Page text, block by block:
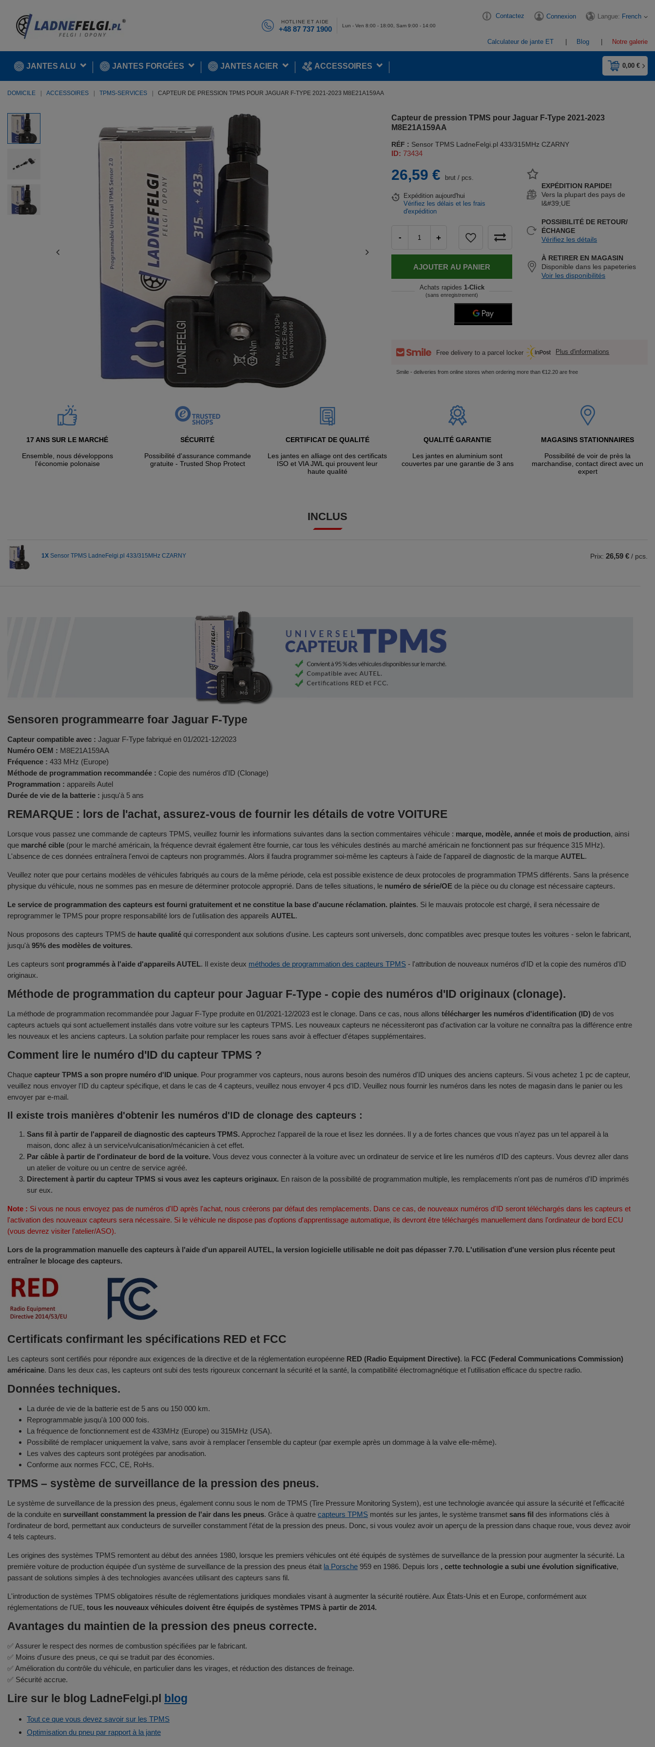
HOTLINE ET AIDE
+48 87 737 1900 Lun - Ven 8:00 - 18:00, Sam 9:00 - 14:00
Contactez Connexion Langue: French
Calculateur de jante ET Blog Notre galerie
0,00 €
JANTES ALU JANTES FORGÉES JANTES ACIER ACCESSOIRES
DOMICILE ACCESSOIRES TPMS-SERVICES CAPTEUR DE PRESSION TPMS POUR JAGUAR F-TYPE 2021-2023 M8E21A159AA
Capteur de pression TPMS pour Jaguar F-Type 2021-2023
M8E21A159AA
RÉF : Sensor TPMS LadneFelgi.pl 433/315MHz CZARNY
ID:73434
26,59 € brut / pcs.
Expéditionaujourd'hui
Vérifiez les délais et les frais
d'expédition
- +
AJOUTER AU PANIER
Achats rapides 1-Click
(sans enregistrement)
EXPÉDITION RAPIDE!
Vers la plupart des pays de
l&#39;UE
POSSIBILITÉ DE RETOUR/
ÉCHANGE
Vérifiez les détails
À RETIRER EN MAGASIN
Disponible dans les papeteries
Voir les disponibilités
Free delivery to a parcel locker Plus d'informations
Smile - deliveries from online stores when ordering more than €12.20 are free
17 ANS SUR LE MARCHÉ
Ensemble, nous développons
l'économie polonaise
SÉCURITÉ
Possibilité d'assurance commande
gratuite - Trusted Shop Protect
CERTIFICAT DE QUALITÉ
Les jantes en alliage ont des certificats
ISO et VIA JWL qui prouvent leur
haute qualité
QUALITÉ GARANTIE
Les jantes en aluminium sont
couvertes par une garantie de 3 ans
MAGASINS STATIONNAIRES
Possibilité de voir de près la
marchandise, contact direct avec un
expert
INCLUS
1X Sensor TPMS LadneFelgi.pl 433/315MHz CZARNY Prix: 26,59 € / pcs.
Sensoren programmearre foar Jaguar F-Type
Capteur compatible avec : Jaguar F-Type fabriqué en 01/2021-12/2023
Numéro OEM : M8E21A159AA
Fréquence : 433 MHz (Europe)
Méthode de programmation recommandée : Copie des numéros d'ID (Clonage)
Programmation : appareils Autel
Durée de vie de la batterie : jusqu'à 5 ans
REMARQUE : lors de l'achat, assurez-vous de fournir les détails de votre VOITURE
Lorsque vous passez une commande de capteurs TPMS, veuillez fournir les informations suivantes dans la section commentaires véhicule : marque, modèle, année et mois de production, ainsi
que marché cible (pour le marché américain, la fréquence devrait également être fournie, car tous les véhicules destinés au marché américain ne fonctionnent pas sur fréquence 315 MHz).
L'absence de ces données entraînera l'envoi de capteurs non programmés. Alors il faudra programmer soi-même les capteurs à l'aide de l'appareil de diagnostic de la marque AUTEL.
Veuillez noter que pour certains modèles de véhicules fabriqués au cours de la même période, cela est possible existence de deux protocoles de programmation TPMS différents. Sans la présence
physique du véhicule, nous ne sommes pas en mesure de déterminer protocole approprié. Dans de telles situations, le numéro de série/OE de la pièce ou du clonage est nécessaire capteurs.
Le service de programmation des capteurs est fourni gratuitement et ne constitue la base d'aucune réclamation. plaintes. Si le mauvais protocole est chargé, il sera nécessaire de
reprogrammer le TPMS pour propre responsabilité lors de l'utilisation des appareils AUTEL.
Nous proposons des capteurs TPMS de haute qualité qui correspondent aux solutions d'usine. Les capteurs sont universels, donc compatibles avec presque toutes les voitures - selon le fabricant,
jusqu'à 95% des modèles de voitures.
Les capteurs sont programmés à l'aide d'appareils AUTEL. Il existe deux méthodes de programmation des capteurs TPMS - l'attribution de nouveaux numéros d'ID et la copie des numéros d'ID
originaux.
Méthode de programmation du capteur pour Jaguar F-Type - copie des numéros d'ID originaux (clonage).
La méthode de programmation recommandée pour Jaguar F-Type produite en 01/2021-12/2023 est le clonage. Dans ce cas, nous allons télécharger les numéros d'identification (ID) de vos
capteurs actuels qui sont actuellement installés dans votre voiture sur les capteurs TPMS. Les nouveaux capteurs ne nécessiteront pas d'activation car la voiture ne connaîtra pas la différence entre
les nouveaux et les anciens capteurs. La solution parfaite pour remplacer les roues sans avoir à effectuer d'étapes supplémentaires.
Comment lire le numéro d'ID du capteur TPMS ?
Chaque capteur TPMS a son propre numéro d'ID unique. Pour programmer vos capteurs, nous aurons besoin des numéros d'ID uniques des anciens capteurs. Si vous achetez 1 pc de capteur,
veuillez nous envoyer l'ID du capteur spécifique, et dans le cas de 4 capteurs, veuillez nous envoyer 4 pcs d'ID. Veuillez nous fournir les numéros dans les notes de magasin dans le panier ou les
envoyer par e-mail.
Il existe trois manières d'obtenir les numéros d'ID de clonage des capteurs :
Sans fil à partir de l'appareil de diagnostic des capteurs TPMS. Approchez l'appareil de la roue et lisez les données. Il y a de fortes chances que vous n'ayez pas un tel appareil à la
maison, donc allez à un service/vulcanisation/mécanicien à cet effet.
Par câble à partir de l'ordinateur de bord de la voiture. Vous devez vous connecter à la voiture avec un ordinateur de service et lire les numéros d'ID des capteurs. Vous devrez aller dans
un atelier de voiture ou un centre de service agréé.
Directement à partir du capteur TPMS si vous avez les capteurs originaux. En raison de la possibilité de programmation multiple, les remplacements n'ont pas de numéros d'ID imprimés
sur eux.
Note : Si vous ne nous envoyez pas de numéros d'ID après l'achat, nous créerons par défaut des remplacements. Dans ce cas, de nouveaux numéros d'ID seront téléchargés dans les capteurs et
l'activation des nouveaux capteurs sera nécessaire. Si le véhicule ne dispose pas d'options d'apprentissage automatique, ils devront être téléchargés manuellement dans l'ordinateur de bord ECU
(vous devrez visiter l'atelier/ASO).
Lors de la programmation manuelle des capteurs à l'aide d'un appareil AUTEL, la version logicielle utilisable ne doit pas dépasser 7.70. L'utilisation d'une version plus récente peut
entraîner le blocage des capteurs.
Certificats confirmant les spécifications RED et FCC
Les capteurs sont certifiés pour répondre aux exigences de la directive et de la réglementation européenne RED (Radio Equipment Directive). la FCC (Federal Communications Commission)
américaine. Dans les deux cas, les capteurs ont subi des tests rigoureux concernant la sécurité et la santé, la compatibilité électromagnétique et l'utilisation efficace du spectre radio.
Données techniques.
La durée de vie de la batterie est de 5 ans ou 150 000 km.
Reprogrammable jusqu'à 100 000 fois.
La fréquence de fonctionnement est de 433MHz (Europe) ou 315MHz (USA).
Possibilité de remplacer uniquement la valve, sans avoir à remplacer l'ensemble du capteur (par exemple après un dommage à la valve elle-même).
Les valves des capteurs sont protégées par anodisation.
Conforme aux normes FCC, CE, RoHs.
TPMS – système de surveillance de la pression des pneus.
Le système de surveillance de la pression des pneus, également connu sous le nom de TPMS (Tire Pressure Monitoring System), est une technologie avancée qui assure la sécurité et l'efficacité
de la conduite en surveillant constamment la pression de l'air dans les pneus. Grâce à quatre capteurs TPMS montés sur les jantes, le système transmet sans fil des informations clés à
l'ordinateur de bord, permettant aux conducteurs de surveiller constamment l'état de la pression des pneus. Donc, si vous voulez avoir un aperçu de la pression dans chaque roue, vous devez avoir
4 tels capteurs.
Les origines des systèmes TPMS remontent au début des années 1980, lorsque les premiers véhicules ont été équipés de systèmes de surveillance de la pression pour augmenter la sécurité. La
première voiture de production équipée d'un système de surveillance de la pression des pneus était la Porsche 959 en 1986. Depuis lors , cette technologie a subi une évolution significative,
passant de solutions simples à des technologies avancées utilisant des capteurs sans fil.
L'introduction de systèmes TPMS obligatoires résulte de réglementations juridiques mondiales visant à augmenter la sécurité routière. Aux États-Unis et en Europe, conformément aux
réglementations de l'UE, tous les nouveaux véhicules doivent être équipés de systèmes TPMS à partir de 2014.
Avantages du maintien de la pression des pneus correcte.
✅ Assurer le respect des normes de combustion spécifiées par le fabricant.
✅ Moins d'usure des pneus, ce qui se traduit par des économies.
✅ Amélioration du contrôle du véhicule, en particulier dans les virages, et réduction des distances de freinage.
✅ Sécurité accrue.
Lire sur le blog LadneFelgi.pl blog
Tout ce que vous devez savoir sur les TPMS
Optimisation du pneu par rapport à la jante